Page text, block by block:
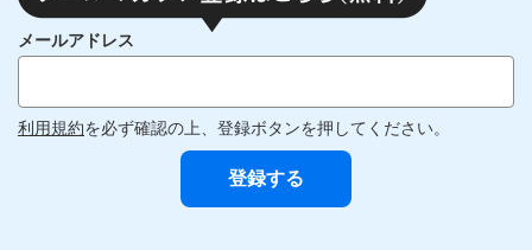
メールアドレス
利用規約を必ず確認の上、登録ボタンを押してください。